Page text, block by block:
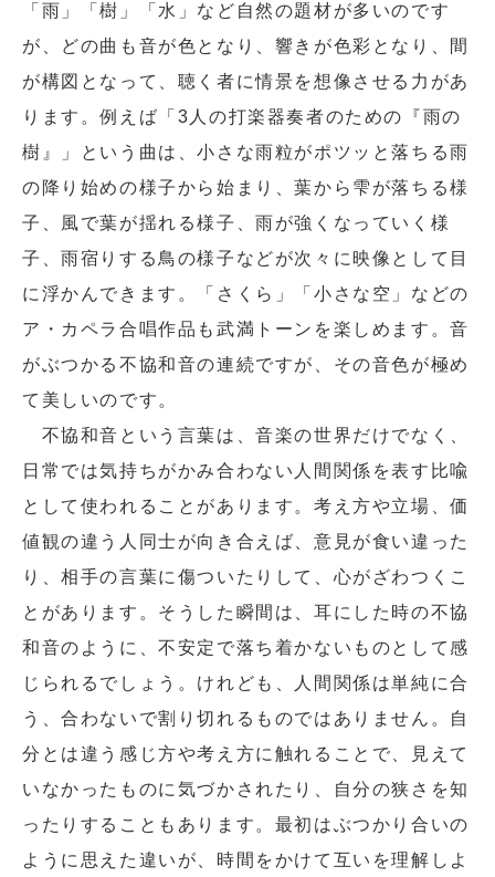
閉じる
「雨」「樹」「水」など自然の題材が多いのです
が、どの曲も音が色となり、響きが色彩となり、間
が構図となって、聴く者に情景を想像させる力があ
ります。例えば「3人の打楽器奏者のための『雨の
樹』」という曲は、小さな雨粒がポツッと落ちる雨
の降り始めの様子から始まり、葉から雫が落ちる様
子、風で葉が揺れる様子、雨が強くなっていく様
子、雨宿りする鳥の様子などが次々に映像として目
に浮かんできます。「さくら」「小さな空」などの
ア・カペラ合唱作品も武満トーンを楽しめます。音
がぶつかる不協和音の連続ですが、その音色が極め
て美しいのです。
不協和音という言葉は、音楽の世界だけでなく、
日常では気持ちがかみ合わない人間関係を表す比喩
として使われることがあります。考え方や立場、価
値観の違う人同士が向き合えば、意見が食い違った
り、相手の言葉に傷ついたりして、心がざわつくこ
とがあります。そうした瞬間は、耳にした時の不協
和音のように、不安定で落ち着かないものとして感
じられるでしょう。けれども、人間関係は単純に合
う、合わないで割り切れるものではありません。自
分とは違う感じ方や考え方に触れることで、見えて
いなかったものに気づかされたり、自分の狭さを知
ったりすることもあります。最初はぶつかり合いの
ように思えた違いが、時間をかけて互いを理解しよ